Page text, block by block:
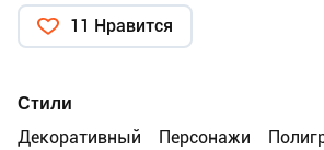
11 Нравится
Стили
Декоративный
Персонажи